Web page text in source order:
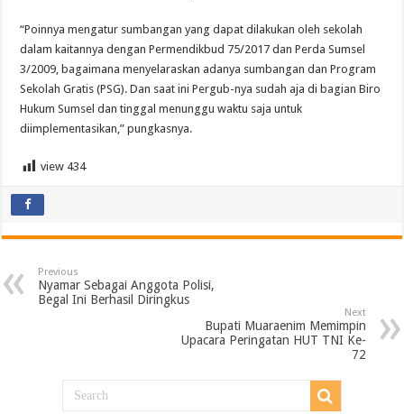
“Poinnya mengatur sumbangan yang dapat dilakukan oleh sekolah
dalam kaitannya dengan Permendikbud 75/2017 dan Perda Sumsel
3/2009, bagaimana menyelaraskan adanya sumbangan dan Program
Sekolah Gratis (PSG). Dan saat ini Pergub-nya sudah aja di bagian Biro
Hukum Sumsel dan tinggal menunggu waktu saja untuk
diimplementasikan,” pungkasnya.
view 434
Previous
Nyamar Sebagai Anggota Polisi,
Begal Ini Berhasil Diringkus
Next
Bupati Muaraenim Memimpin
Upacara Peringatan HUT TNI Ke-
72